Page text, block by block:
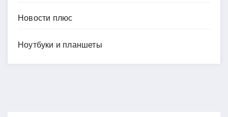
Новости плюс
Ноутбуки и планшеты